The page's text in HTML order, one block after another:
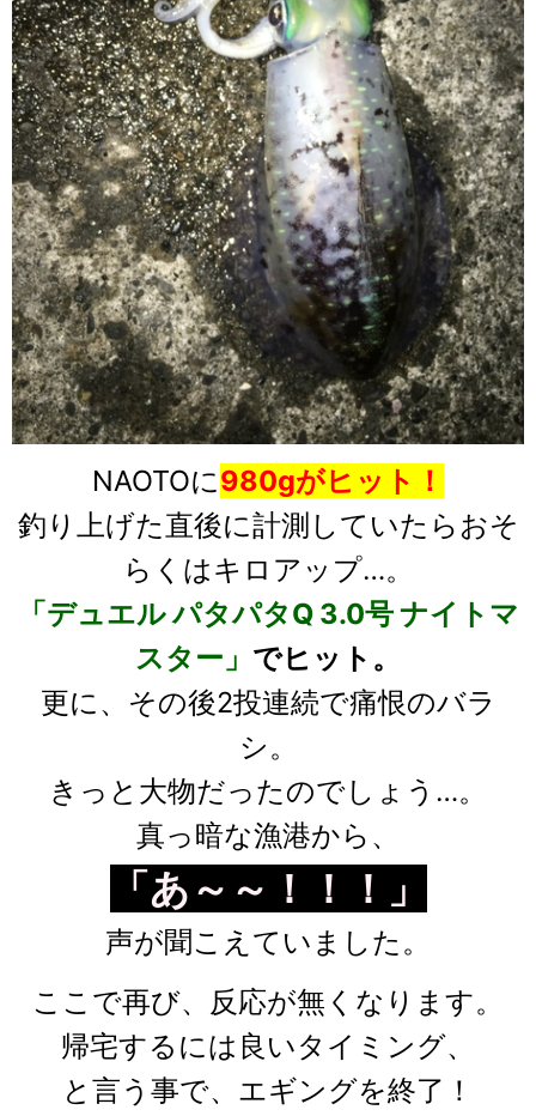
NAOTOに980gがヒット！
釣り上げた直後に計測していたらおそ
らくはキロアップ…。
「デュエル パタパタQ 3.0号 ナイトマ
スター」 でヒット。
更に、その後2投連続で痛恨のバラ
シ。
きっと大物だったのでしょう…。
真っ暗な漁港から、
「あ～～！！！」
声が聞こえていました。
ここで再び、反応が無くなります。
帰宅するには良いタイミング、
と言う事で、エギングを終了！